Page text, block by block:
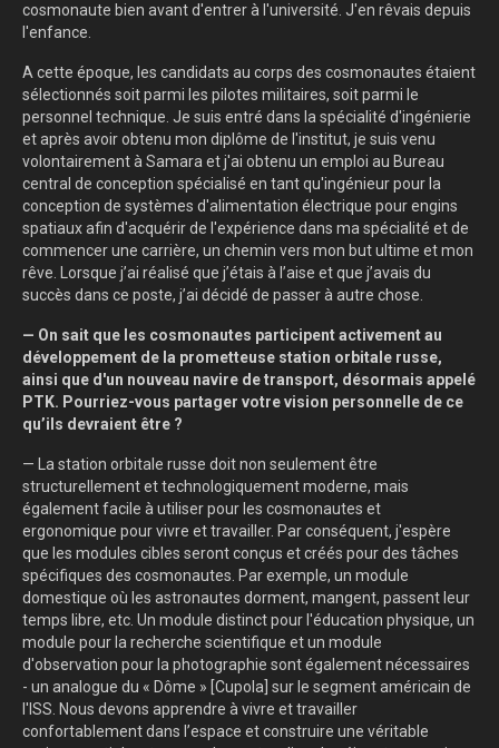
cosmonaute bien avant d'entrer à l'université. J'en rêvais depuis
l'enfance.
A cette époque, les candidats au corps des cosmonautes étaient
sélectionnés soit parmi les pilotes militaires, soit parmi le
personnel technique. Je suis entré dans la spécialité d'ingénierie
et après avoir obtenu mon diplôme de l'institut, je suis venu
volontairement à Samara et j'ai obtenu un emploi au Bureau
central de conception spécialisé en tant qu'ingénieur pour la
conception de systèmes d'alimentation électrique pour engins
spatiaux afin d'acquérir de l'expérience dans ma spécialité et de
commencer une carrière, un chemin vers mon but ultime et mon
rêve. Lorsque j’ai réalisé que j’étais à l’aise et que j’avais du
succès dans ce poste, j’ai décidé de passer à autre chose.
— On sait que les cosmonautes participent activement au
développement de la prometteuse station orbitale russe,
ainsi que d'un nouveau navire de transport, désormais appelé
PTK. Pourriez-vous partager votre vision personnelle de ce
qu’ils devraient être ?
— La station orbitale russe doit non seulement être
structurellement et technologiquement moderne, mais
également facile à utiliser pour les cosmonautes et
ergonomique pour vivre et travailler. Par conséquent, j'espère
que les modules cibles seront conçus et créés pour des tâches
spécifiques des cosmonautes. Par exemple, un module
domestique où les astronautes dorment, mangent, passent leur
temps libre, etc. Un module distinct pour l'éducation physique, un
module pour la recherche scientifique et un module
d'observation pour la photographie sont également nécessaires
- un analogue du « Dôme » [Cupola] sur le segment américain de
l'ISS. Nous devons apprendre à vivre et travailler
confortablement dans l’espace et construire une véritable